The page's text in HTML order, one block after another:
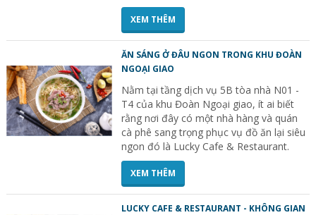
XEM THÊM
ĂN SÁNG Ở ĐÂU NGON TRONG KHU ĐOÀN
NGOẠI GIAO
Nằm tại tầng dịch vụ 5B tòa nhà N01 -
T4 của khu Đoàn Ngoại giao, ít ai biết
rằng nơi đây có một nhà hàng và quán
cà phê sang trọng phục vụ đồ ăn lại siêu
ngon đó là Lucky Cafe & Restaurant.
XEM THÊM
LUCKY CAFE & RESTAURANT - KHÔNG GIAN